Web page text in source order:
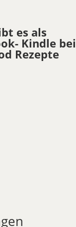
es als
Kindle bei
Rezepte